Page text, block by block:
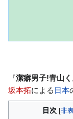
ナ
ビ
ゲ
検
索
に
『潔癖男子!青山
坂本拓による 日本
目次